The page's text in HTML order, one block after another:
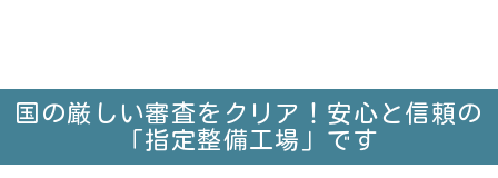
国の厳しい審査をクリア！安心と信頼の
「指定整備工場」です